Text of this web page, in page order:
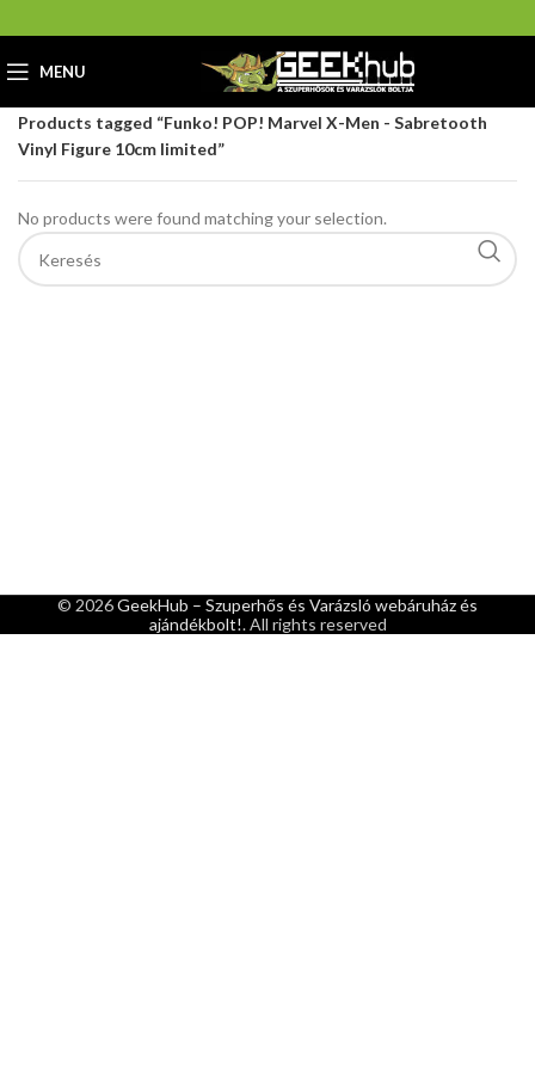
MENU
GeekHub Webáruház és Ajándékbolt
Products tagged “Funko! POP! Marvel X-Men - Sabretooth
Vinyl Figure 10cm limited”
No products were found matching your selection.
© 2026GeekHub – Szuperhős és Varázsló webáruház és
ajándékbolt!. All rights reserved